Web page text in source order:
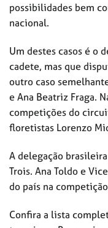
possibilidades bem
nacional.
Um destes casos é o
cadete, mas que
outro caso
e Ana Beatriz Fraga.
competições do
floretistas Lorenzo
A delegação
Trois. Ana Toldo e
do país na
Confira a lista